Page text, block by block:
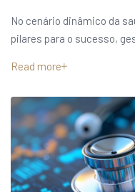
No cenário dinâmico da
pilares para o sucesso,
Read more